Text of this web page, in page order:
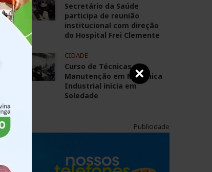
Secretário da Saúde
participa de reunião
institucional com direção
do Hospital Frei Clemente
CIDADE
Curso de Técnicas de
Manutenção em Mecânica
Industrial inicia em
Soledade
Publicidade
×